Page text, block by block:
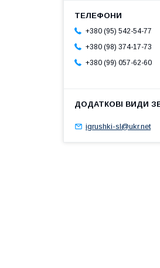
+380 (95) 542-54-77
+380 (98) 374-17-73
+380 (99) 057-62-60
igrushki-sl@ukr.net